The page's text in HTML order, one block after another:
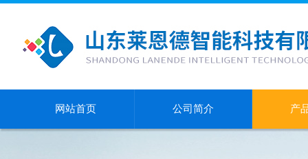
网站首页 公司简介 产